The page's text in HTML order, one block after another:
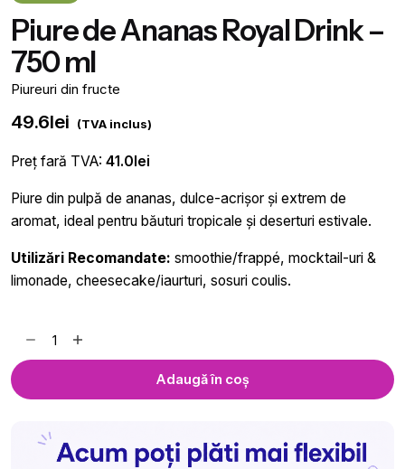
Piure de Ananas Royal Drink –
750 ml
Piureuri din fructe
49.6lei (TVA inclus)
Preț fară TVA: 41.0 lei
Piure din pulpă de ananas, dulce-acrișor și extrem de
aromat, ideal pentru băuturi tropicale și deserturi estivale.
Utilizări Recomandate: smoothie/frappé, mocktail-uri &
limonade, cheesecake/iaurturi, sosuri coulis.
de
Ananas
Drink
Adaugă în coș